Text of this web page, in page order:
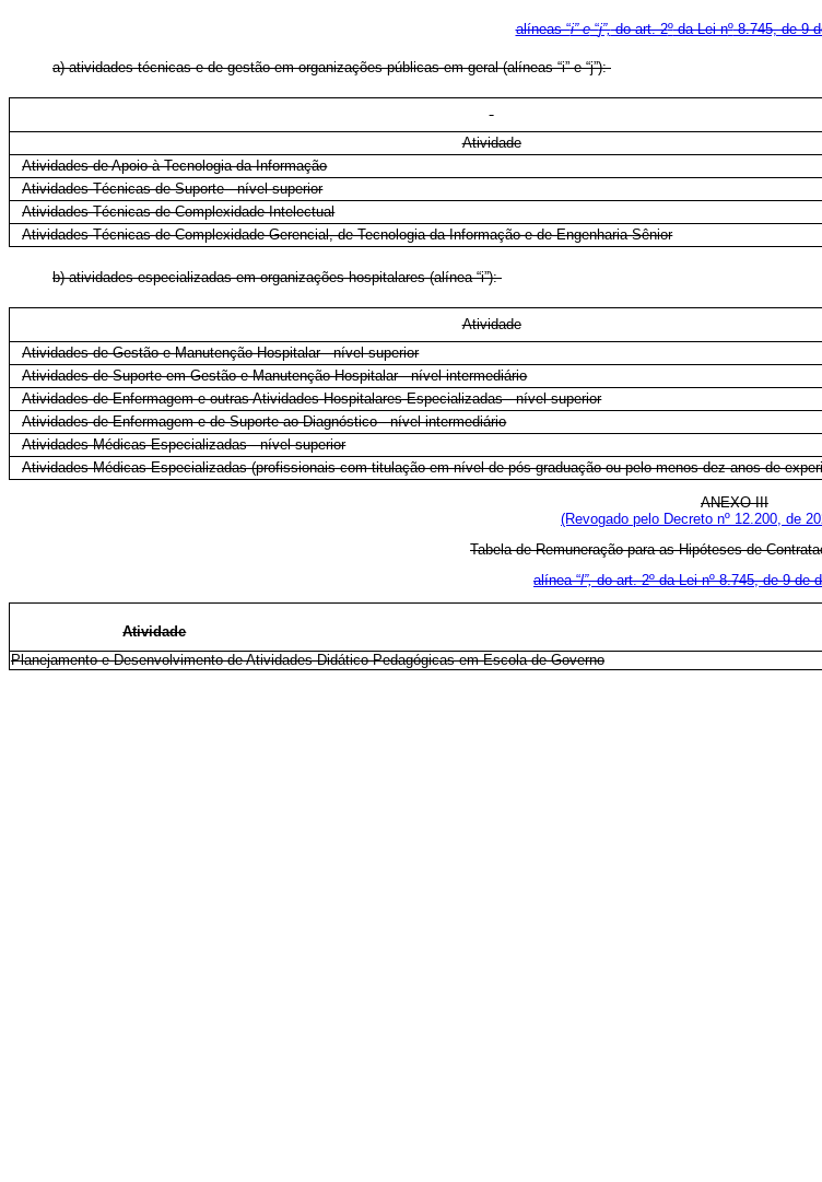
alíneas “i” e“j”,do art. 2ºda Lei nº8.745, de 9
a) atividades técnicas e de gestão em organizações públicas em geral (alíneas “i” e “j”):
Atividade
Atividades de Apoio à Tecnologia da Informação
Atividades Técnicas de Suporte - nível superior
Atividades Técnicas de Complexidade Intelectual
Atividades Técnicas de Complexidade Gerencial, de Tecnologia da Informação e de Engenharia Sênior
b) atividades especializadas em organizações hospitalares (alínea “i”):
Atividade
Atividades de Gestão e Manutenção Hospitalar - nível superior
Atividades de Suporte em Gestão e Manutenção Hospitalar - nível intermediário
Atividades de Enfermagem e outras Atividades Hospitalares Especializadas - nível superior
Atividades de Enfermagem e de Suporte ao Diagnóstico - nível intermediário
Atividades Médicas Especializadas - nível superior
Atividades Médicas Especializadas (profissionais com titulação em nível de pós-graduação ou pelo menos dez anos de
ANEXO III
(Revogado pelo Decreto nº 12.200, de
Tabela de Remuneração para as Hipóteses de
alínea “l”,do art. 2ºda Lei nº8.745, de 9 de
Atividade
Planejamento e Desenvolvimento de Atividades Didático-Pedagógicas em Escola de Governo